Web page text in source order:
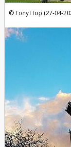
Tony Hop (27-04-